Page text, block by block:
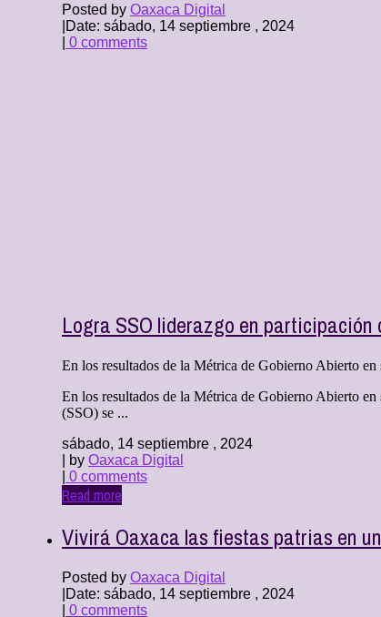
Posted by Oaxaca Digital
Date: sábado, 14 septiembre , 2024
0 comments
Logra SSO liderazgo en
En los resultados de la Métrica de Gobierno Abierto
En los resultados de la Métrica de Gobierno Abierto
(SSO) se ...
sábado, 14 septiembre , 2024
| by Oaxaca Digital
0 comments
Read more
Vivirá Oaxaca las fiestas patrias en
Posted by Oaxaca Digital
Date: sábado, 14 septiembre , 2024
0 comments